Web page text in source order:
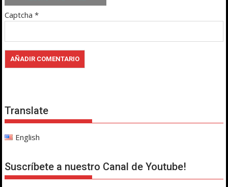
Captcha *
Translate
English
Suscríbete a nuestro Canal de Youtube!